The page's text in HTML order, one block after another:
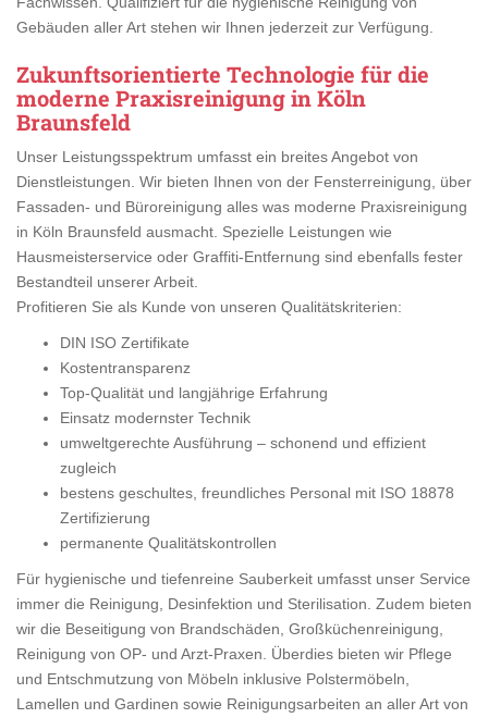
Gebäuden aller Art stehen wir Ihnen jederzeit zur Verfügung.
Zukunftsorientierte Technologie für die
moderne Praxisreinigung in Köln
Braunsfeld
Unser Leistungsspektrum umfasst ein breites Angebot von
Dienstleistungen. Wir bieten Ihnen von der Fensterreinigung, über
Fassaden- und Büroreinigung alles was moderne Praxisreinigung
in Köln Braunsfeld ausmacht. Spezielle Leistungen wie
Hausmeisterservice oder Graffiti-Entfernung sind ebenfalls fester
Bestandteil unserer Arbeit.
Profitieren Sie als Kunde von unseren Qualitätskriterien:
DIN ISO Zertifikate
Kostentransparenz
Top-Qualität und langjährige Erfahrung
Einsatz modernster Technik
umweltgerechte Ausführung – schonend und effizient
zugleich
bestens geschultes, freundliches Personal mit ISO 18878
Zertifizierung
permanente Qualitätskontrollen
Für hygienische und tiefenreine Sauberkeit umfasst unser Service
immer die Reinigung, Desinfektion und Sterilisation. Zudem bieten
wir die Beseitigung von Brandschäden, Großküchenreinigung,
Reinigung von OP- und Arzt-Praxen. Überdies bieten wir Pflege
und Entschmutzung von Möbeln inklusive Polstermöbeln,
Lamellen und Gardinen sowie Reinigungsarbeiten an aller Art von